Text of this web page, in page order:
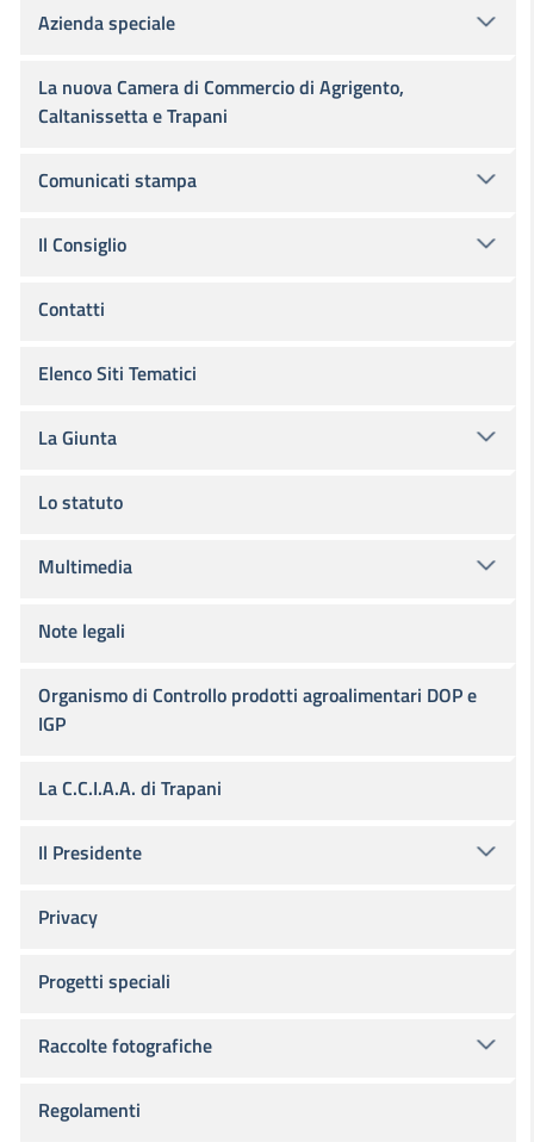
Azienda speciale
La nuova Camera di Commercio di Agrigento,
Caltanissetta e Trapani
Comunicati stampa
Il Consiglio
Contatti
Elenco Siti Tematici
La Giunta
Lo statuto
Multimedia
Note legali
Organismo di Controllo prodotti agroalimentari DOP e
IGP
La C.C.I.A.A. di Trapani
Il Presidente
Privacy
Progetti speciali
Raccolte fotografiche
Regolamenti